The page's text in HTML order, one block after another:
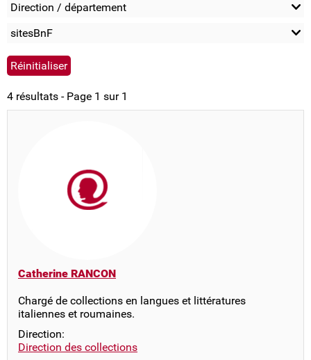
Direction / département
sitesBnF
4 résultats - Page 1 sur 1
Catherine RANCON
Chargé de collections en langues et littératures
italiennes et roumaines.
Direction:
Direction des collections